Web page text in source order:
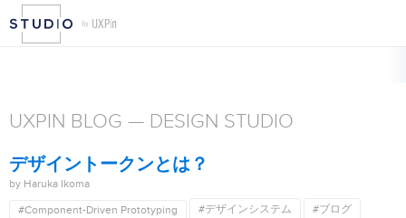
UXPIN BLOG — DESIGN STUDIO
デザイントークンとは？
by Haruka Ikoma
#Component-Driven Prototyping #デザインシステム #ブログ